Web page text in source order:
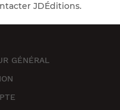
JDÉditions.
GÉNÉRAL